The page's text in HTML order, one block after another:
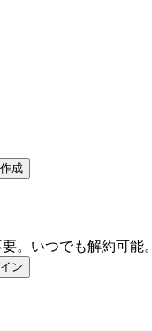
成
。いつでも解約可能。
ン